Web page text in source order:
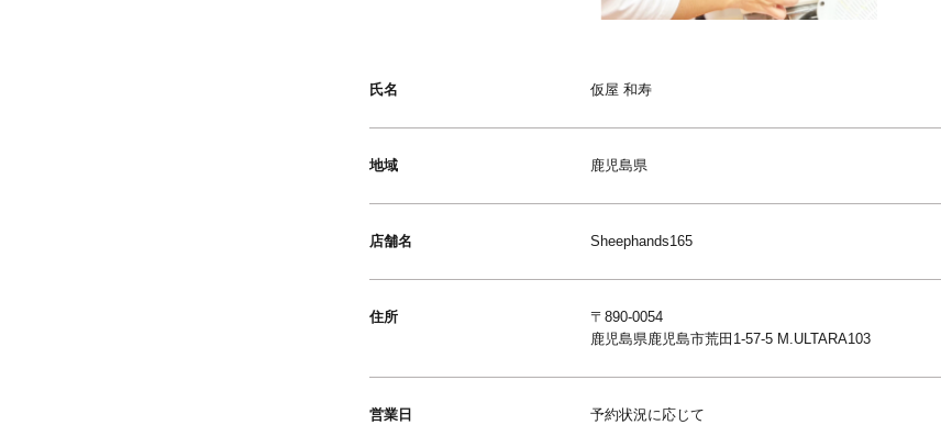
氏名 仮屋 和寿
地域 鹿児島県
店舗名 Sheephands165
住所
〒890-0054
鹿児島県鹿児島市荒田1-57-5 M.ULTARA103
営業日 予約状況に応じて